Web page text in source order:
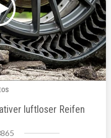
luftloser Reifen